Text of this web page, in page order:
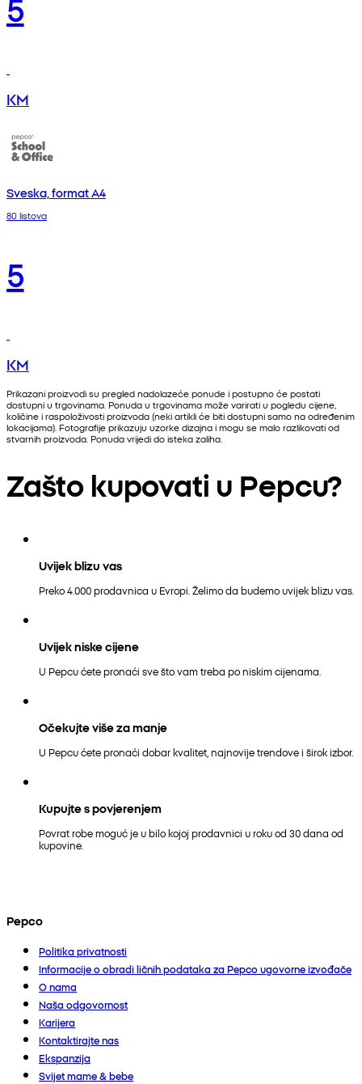
KM
Sveska, format A4
80 listova
5
KM
Prikazani proizvodi su pregled nadolazeće ponude i postupno će postati
dostupni u trgovinama. Ponuda u trgovinama može varirati u pogledu cijene,
količine i raspoloživosti proizvoda (neki artikli će biti dostupni samo na određenim
lokacijama). Fotografije prikazuju uzorke dizajna i mogu se malo razlikovati od
stvarnih proizvoda. Ponuda vrijedi do isteka zaliha.
Zašto kupovati u Pepcu?
Uvijek blizu vas
Preko 4.000 prodavnica u Evropi. Želimo da budemo uvijek blizu vas.
Uvijek niske cijene
U Pepcu ćete pronaći sve što vam treba po niskim cijenama.
Očekujte više za manje
U Pepcu ćete pronaći dobar kvalitet, najnovije trendove i širok izbor.
Kupujte s povjerenjem
Povrat robe moguć je u bilo kojoj prodavnici u roku od 30 dana od
kupovine.
Pepco
Politika privatnosti
Informacije o obradi ličnih podataka za Pepco ugovorne izvođače
O nama
Naša odgovornost
Karijera
Kontaktirajte nas
Ekspanzija
Svijet mame & bebe